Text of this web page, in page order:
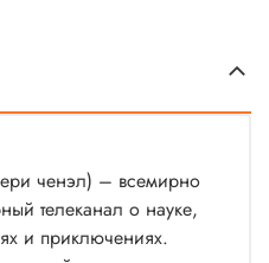
ченэл) – всемирно
телеканал о науке,
и приключениях.